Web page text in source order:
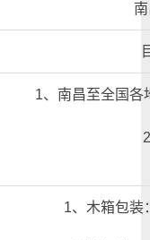
1、南昌至全国各
1、木箱包装